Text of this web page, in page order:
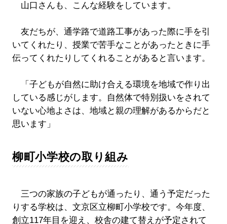
山口さんも、こんな経験をしています。
友だちが、通学路で道路工事があった際に手を引
いてくれたり、授業で苦手なことがあったときに手
伝ってくれたりしてくれることがあると言います。
「子どもが自然に助け合える環境を地域で作り出
している感じがします。自然体で特別扱いをされて
いない心地よさは、地域と親の理解があるからだと
思います」
柳町小学校の取り組み
三つの家族の子どもが通ったり、通う予定だった
りする学校は、文京区立柳町小学校です。今年度、
創立117年目を迎え、校舎の建て替えが予定されて